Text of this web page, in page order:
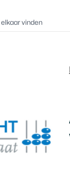
vinden